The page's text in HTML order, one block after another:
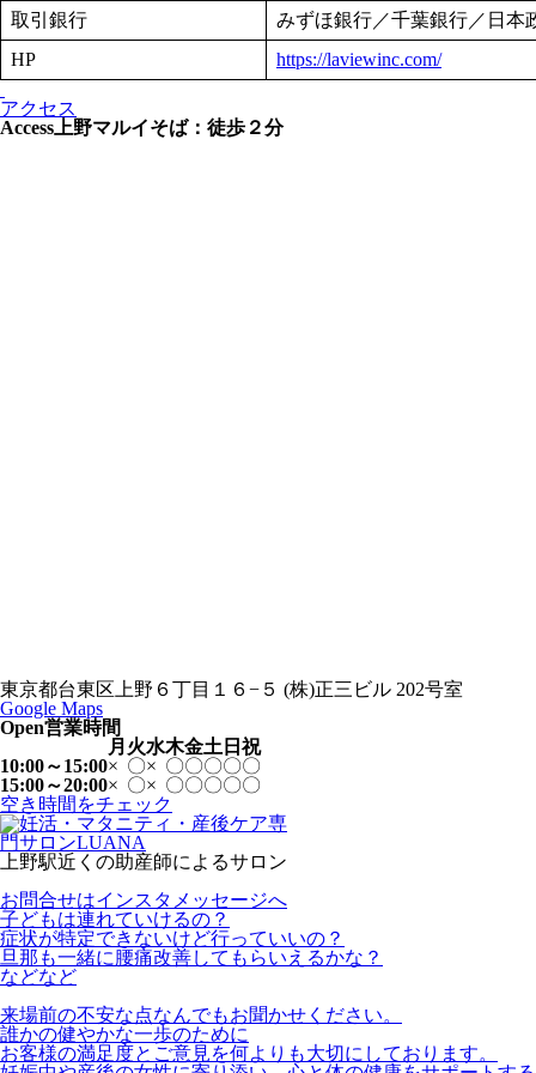
取引銀行
みずほ銀行／千葉銀行／日本
HP
https://laviewinc.com/
アクセス
Access 上野マルイそば：徒歩２分
東京都台東区上野６丁目１６−５ (株)正三ビル 202号室
Google Maps
Open営業時間
月 火水木金土 日祝
10:00～15:00× 〇× 〇〇〇〇〇
15:00～20:00× 〇× 〇〇〇〇〇
空き時間をチェック
上野駅近くの助産師によるサロン
お問合せはインスタメッセージへ
子どもは連れていけるの？
症状が特定できないけど行っていいの？
旦那も一緒に腰痛改善してもらいえるかな？
などなど
来場前の不安な点なんでもお聞かせください。
誰かの健やかな一歩のために
お客様の満足度とご意見を何よりも大切にしております。